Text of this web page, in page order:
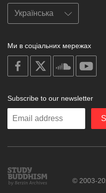
Ми в соціальних мережах
on
facebook
soundcloud
Subscribe to our newsletter
Enter
Study
Buddhism
© 2003-